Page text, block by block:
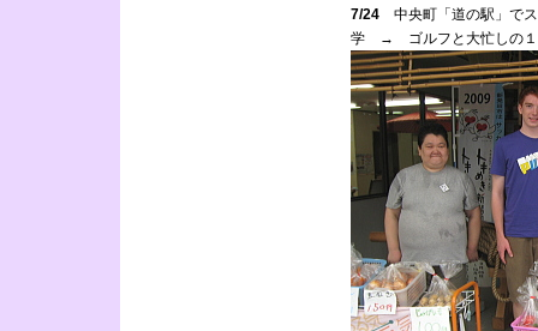
7/24 中央町「道の駅」
学 → ゴルフと大忙しの１